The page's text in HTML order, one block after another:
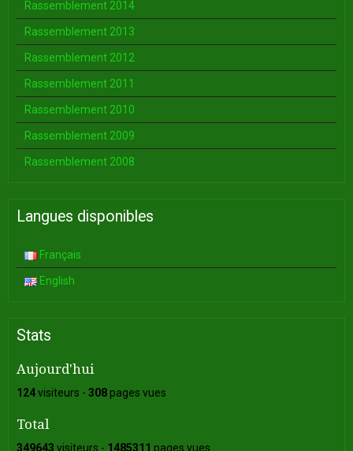
Rassemblement 2014
Rassemblement 2013
Rassemblement 2012
Rassemblement 2011
Rassemblement 2010
Rassemblement 2009
Rassemblement 2008
Langues disponibles
Français
English
Stats
Aujourd'hui
124visiteurs - 308pages vues
Total
349643 visiteurs - 1485311 pages vues